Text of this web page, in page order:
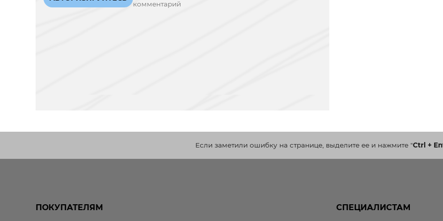
комментарий
Если заметили ошибку на странице, выделите ее и нажмите"Ctrl +
ПОКУПАТЕЛЯМ СПЕЦИАЛИСТАМ